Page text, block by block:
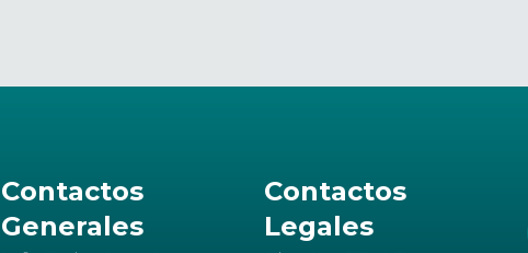
Contactos
Generales
Contactos
Legales